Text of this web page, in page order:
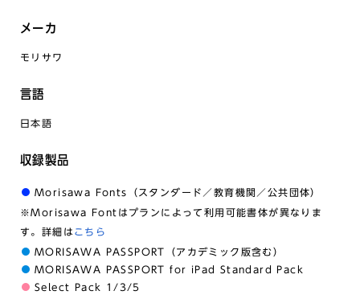
メーカ
モリサワ
言語
日本語
収録製品
Morisawa Fonts（スタンダード／教育機関／公共団体）
※Morisawa Fontはプランによって利用可能書体が異なりま
す。詳細は こちら
MORISAWA PASSPORT（アカデミック版含む）
MORISAWA PASSPORT for iPad Standard Pack
Select Pack 1/3/5